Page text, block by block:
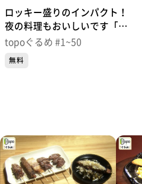
ロッキー盛りのインパクト！
夜の料理もおいしいです「そ
ば処やぶ金」（青葉区本町）
topoぐるめ #1~50
無料